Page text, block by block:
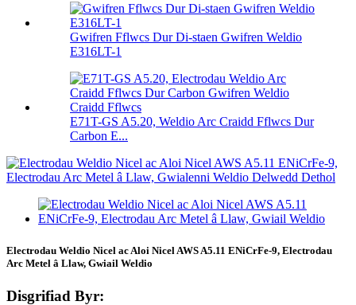
Gwifren Fflwcs Dur Di-staen Gwifren Weldio
E316LT-1
E71T-GS A5.20, Weldio Arc Craidd Fflwcs Dur
Carbon E...
Electrodau Weldio Nicel ac Aloi Nicel AWS A5.11 ENiCrFe-9, Electrodau
Arc Metel â Llaw, Gwiail Weldio
Disgrifiad Byr: